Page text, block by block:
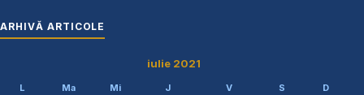
ARHIVĂ ARTICOLE
iulie 2021
L Ma Mi J V S D